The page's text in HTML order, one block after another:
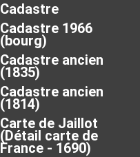
Cadastre
Cadastre 1966
(bourg)
Cadastre ancien
(1835)
Cadastre ancien
(1814)
Carte de Jaillot
(Détail carte de
France - 1690)